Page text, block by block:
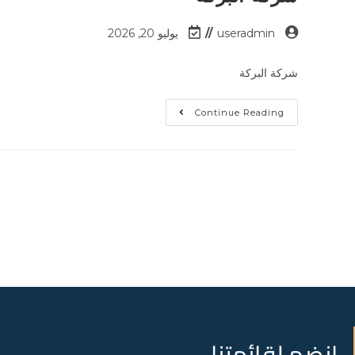
useradmin يوليو 20, 2026
شركة البركة
Continue Reading